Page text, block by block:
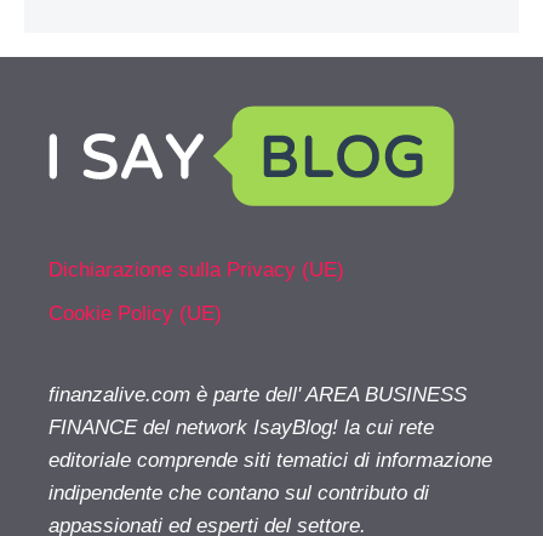
Dichiarazione sulla Privacy (UE)
Cookie Policy (UE)
finanzalive.com è parte dell' AREA BUSINESS
FINANCE del network IsayBlog! la cui rete
editoriale comprende siti tematici di informazione
indipendente che contano sul contributo di
appassionati ed esperti del settore.